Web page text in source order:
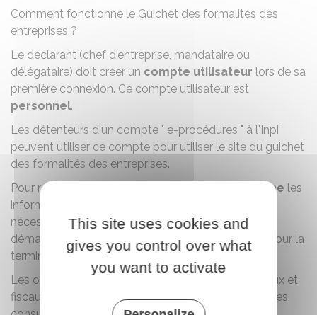
Comment fonctionne le Guichet des formalités des
entreprises ?
Le déclarant (chef d'entreprise, mandataire ou
délégataire) doit créer un compte utilisateur lors de sa
première connexion. Ce compte utilisateur est
personnel.
Les détenteurs d'un compte " e-procédures " à l'Inpi
peuvent utiliser ce compte pour utiliser le site du guichet
des formalités des entreprises.
Pour réaliser sa formalité, le déclarant saisit
en ligne les
informations et joint les
nécessaires. Il est possible de commencer une
démarche et de la sauvegarder dans un brouillon pour la
terminer plus tard.
Les organismes compétents (Insee, services sociaux et
fiscaux, greffes de tribunaux de commerce, chambres
This site uses cookies and
gives you control over what
you want to activate